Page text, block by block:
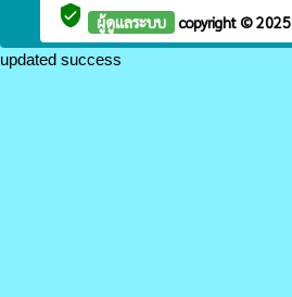
verified_user ผู้ดูแลระบบ copyright © 2025
updated success